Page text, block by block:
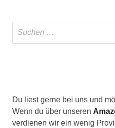
Du liest gerne bei uns und
Wenn du über unseren
verdienen wir ein wenig